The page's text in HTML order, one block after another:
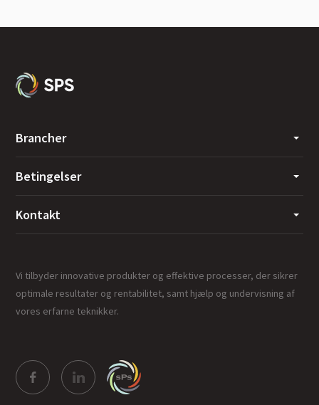
Brancher
Betingelser
Kontakt
Vi tilbyder innovative produkter og effektive processer, der sikrer
optimale resultater og rentabilitet, samt hjælp og undervisning af
vores erfarne teknikker.